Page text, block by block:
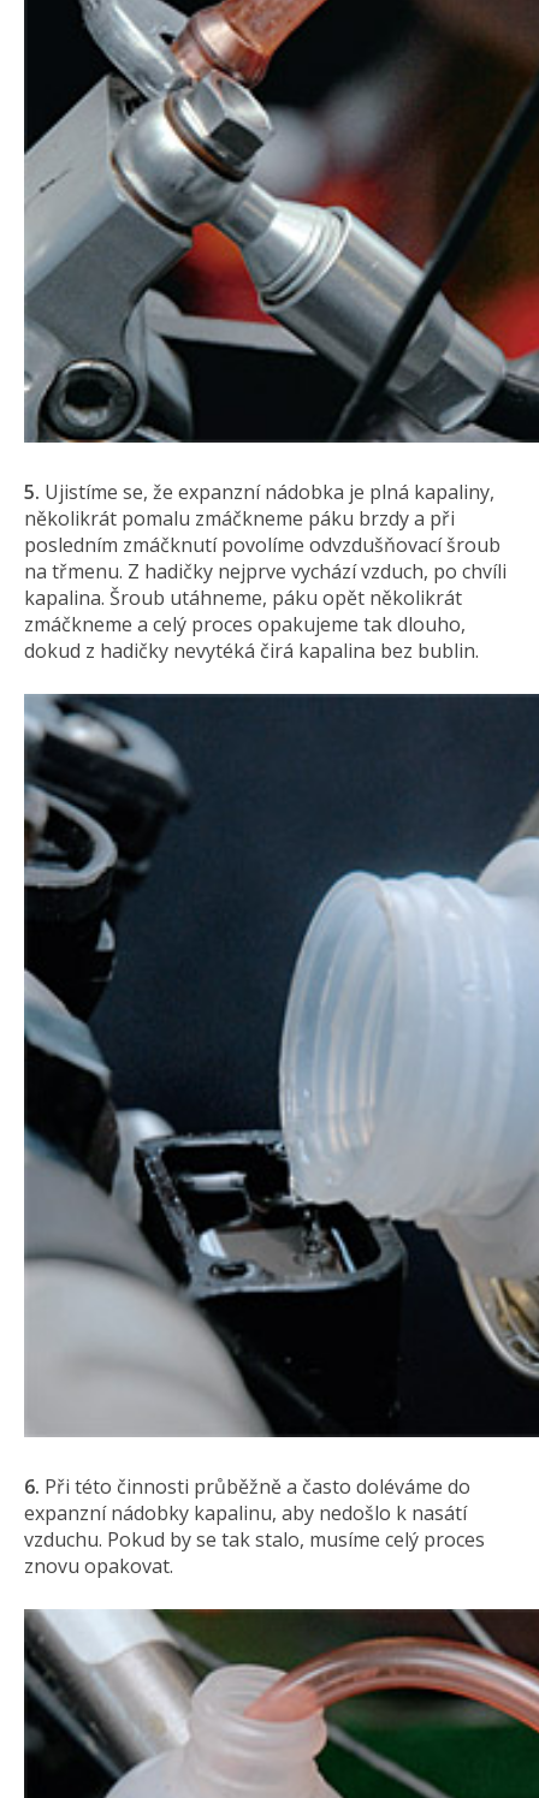
5. Ujistíme se, že expanzní nádobka je plná kapaliny,
několikrát pomalu zmáčkneme páku brzdy a při
posledním zmáčknutí povolíme odvzdušňovací šroub
na třmenu. Z hadičky nejprve vychází vzduch, po chvíli
kapalina. Šroub utáhneme, páku opět několikrát
zmáčkneme a celý proces opakujeme tak dlouho,
dokud z hadičky nevytéká čirá kapalina bez bublin.
6. Při této činnosti průběžně a často doléváme do
expanzní nádobky kapalinu, aby nedošlo k nasátí
vzduchu. Pokud by se tak stalo, musíme celý proces
znovu opakovat.